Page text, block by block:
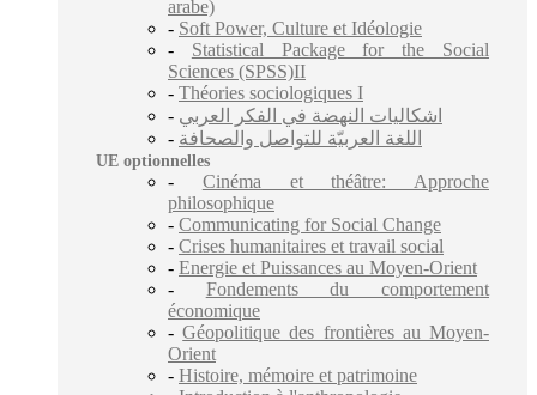
arabe)
- Soft Power, Culture et Idéologie
- Statistical Package for the Social
Sciences (SPSS)II
- Théories sociologiques I
- اشكاليات النهضة في الفكر العربي
- اللغة العربيّة للتواصل والصحافة
UE optionnelles
- Cinéma et théâtre: Approche
philosophique
- Communicating for Social Change
- Crises humanitaires et travail social
- Energie et Puissances au Moyen-Orient
- Fondements du comportement
économique
-Géopolitique des frontières au Moyen-
Orient
- Histoire, mémoire et patrimoine